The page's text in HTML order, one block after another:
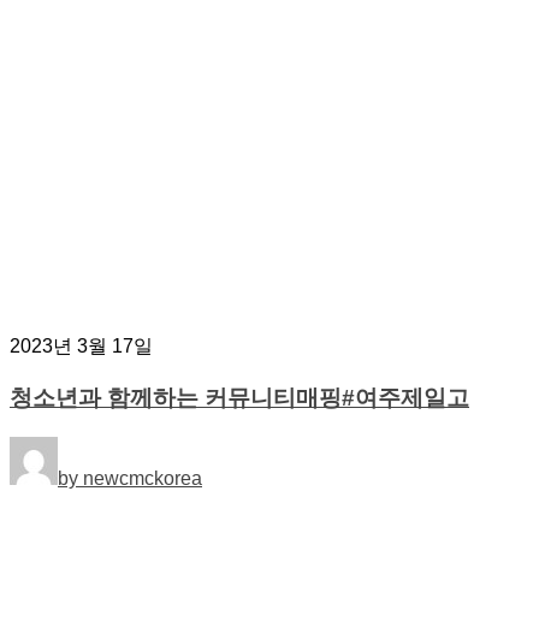
2023년 3월 17일
청소년과 함께하는 커뮤니티매핑#여주제일고
by newcmckorea